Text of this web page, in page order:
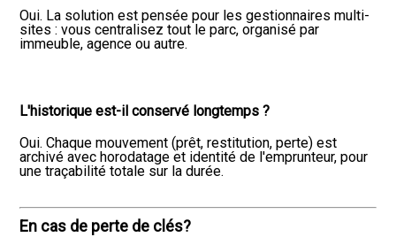
Oui. La solution est pensée pour les gestionnaires multi-
sites : vous centralisez tout le parc, organisé par
immeuble, agence ou autre.
L'historique est-il conservé longtemps ?
Oui. Chaque mouvement (prêt, restitution, perte) est
archivé avec horodatage et identité de l'emprunteur, pour
une traçabilité totale sur la durée.
En cas de perte de clés?